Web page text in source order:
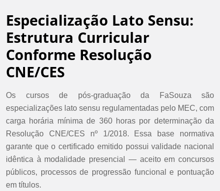
Especialização Lato Sensu:
Estrutura Curricular
Conforme Resolução
CNE/CES
Os cursos de pós-graduação da FaSouza são
especializações lato sensu regulamentadas pelo MEC, com
carga horária mínima de 360 horas por determinação da
Resolução CNE/CES nº 1/2018. Essa base normativa
garante que o certificado emitido possui validade nacional
idêntica à modalidade presencial — aceito em concursos
públicos, processos de progressão funcional e pontuação
em títulos.